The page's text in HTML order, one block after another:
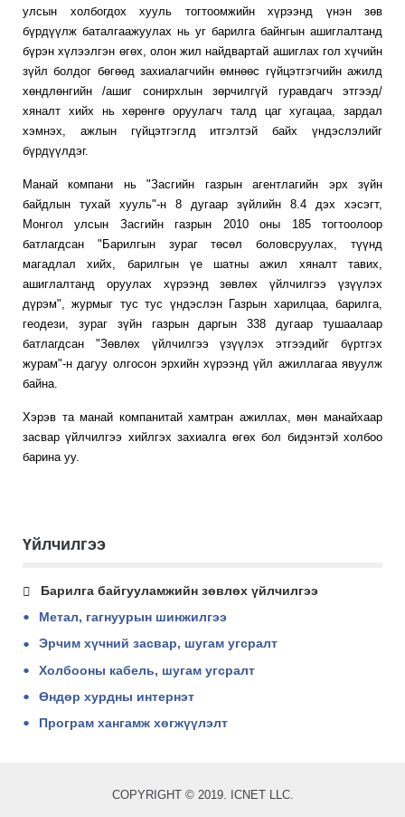
улсын холбогдох хууль тогтоомжийн хүрээнд үнэн зөв
бүрдүүлж баталгаажуулах нь уг барилга байнгын ашиглалтанд
бүрэн хүлээлгэн өгөх, олон жил найдвартай ашиглах гол хүчийн
зүйл болдог бөгөөд захиалагчийн өмнөөс гүйцэтгэгчийн ажилд
хөндлөнгийн /ашиг сонирхлын зөрчилгүй гуравдагч этгээд/
хяналт хийх нь хөрөнгө оруулагч талд цаг хугацаа, зардал
хэмнэх, ажлын гүйцэтгэглд итгэлтэй байх үндэслэлийг
бүрдүүлдэг.
Манай компани нь "Засгийн газрын агентлагийн эрх зүйн
байдлын тухай хууль"-н 8 дугаар зүйлийн 8.4 дэх хэсэгт,
Монгол улсын Засгийн газрын 2010 оны 185 тогтоолоор
батлагдсан "Барилгын зураг төсөл боловсруулах, түүнд
магадлал хийх, барилгын үе шатны ажил хяналт тавих,
ашиглалтанд оруулах хүрээнд зөвлөх үйлчилгээ үзүүлэх
дүрэм", журмыг тус тус үндэслэн Газрын харилцаа, барилга,
геодези, зураг зүйн газрын даргын 338 дугаар тушаалаар
батлагдсан "Зөвлөх үйлчилгээ үзүүлэх этгээдийг бүртгэх
журам"-н дагуу олгосон эрхийн хүрээнд үйл ажиллагаа явуулж
байна.
Хэрэв та манай компанитай хамтран ажиллах, мөн манайхаар
засвар үйлчилгээ хийлгэх захиалга өгөх бол бидэнтэй холбоо
барина уу.
Үйлчилгээ
Барилга байгууламжийн зөвлөх үйлчилгээ
Метал, гагнуурын шинжилгээ
Эрчим хүчний засвар, шугам угсралт
Холбооны кабель, шугам угсралт
Өндөр хурдны интернэт
Програм хангамж хөгжүүлэлт
COPYRIGHT © 2019. ICNET LLC.